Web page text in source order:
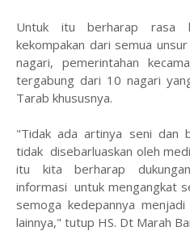
Untuk itu berharap rasa
kekompakan dari semua
nagari, pemerintahan
tergabung dari 10 nagari
Tarab khususnya.
"Tidak ada artinya seni dan
tidak disebarluaskan oleh
itu kita berharap
informasi untuk mengangkat
semoga kedepannya
lainnya," tutup HS. Dt Marah